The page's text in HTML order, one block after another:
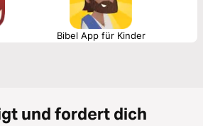
Bibel App für Kinder
und fordert dich